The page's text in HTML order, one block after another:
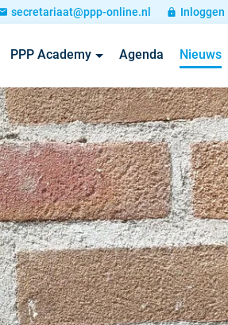
secretariaat@ppp-online.nl Inloggen
PPP Academy Agenda Nieuws